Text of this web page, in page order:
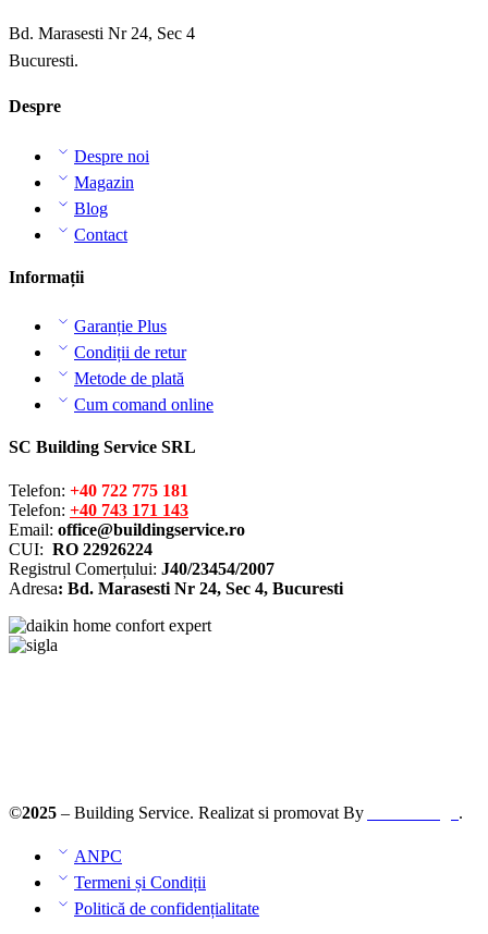
Bd. Marasesti Nr 24, Sec 4
Bucuresti.
Despre
Despre noi
Magazin
Blog
Contact
Informații
Garanție Plus
Condiții de retur
Metode de plată
Cum comand online
SC Building Service SRL
Telefon: +40 722 775 181
Telefon: +40 743 171 143
Email: office@buildingservice.ro
CUI: RO 22926224
Registrul Comerțului: J40/23454/2007
Adresa: Bd. Marasesti Nr 24, Sec 4, Bucuresti
©2025 – Building Service. Realizat si promovat By .
ANPC
Termeni și Condiții
Politică de confidențialitate